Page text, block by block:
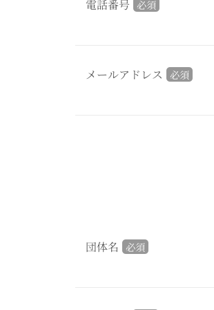
電話番号 必須
メールアドレス 必須
団体名 必須